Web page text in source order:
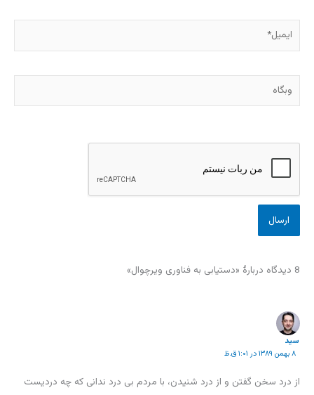
وبگاه
8 دیدگاه دربارهٔ «دستیابی به فناوری ویرچوال»
سید
۸ بهمن ۱۳۸۹ در ۱:۰۱ ق.ظ
از درد سخن گفتن و از درد شنیدن، با مردم بی درد ندانی که چه دردیست